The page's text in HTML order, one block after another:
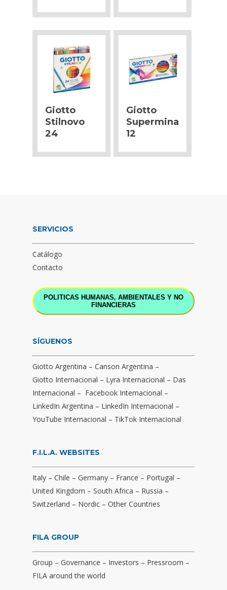
Giotto
Stilnovo
24
Giotto
Supermina
12
SERVICIOS
Catálogo
Contacto
POLITICAS HUMANAS, AMBIENTALES Y NO
FINANCIERAS
SÍGUENOS
Giotto Argentina – Canson Argentina –
Giotto Internacional – Lyra Internacional – Das
Internacional – Facebook Internacional –
LinkedIn Argentina – LinkedIn Internacional –
YouTube Internacional – TikTok Internacional
F.I.L.A. WEBSITES
Italy – Chile – Germany – France – Portugal –
United Kingdom – South Africa – Russia –
Switzerland – Nordic – Other Countries
FILA GROUP
Group – Governance – Investors – Pressroom –
FILA around the world